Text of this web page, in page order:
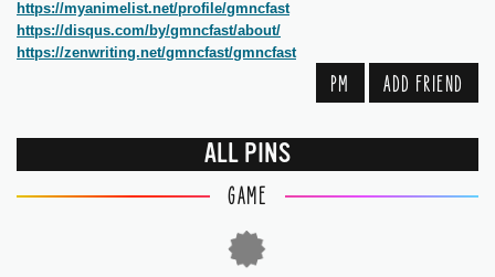
https://myanimelist.net/profile/gmncfast
https://disqus.com/by/gmncfast/about/
https://zenwriting.net/gmncfast/gmncfast
PM ADD FRIEND
ALL PINS
GAME